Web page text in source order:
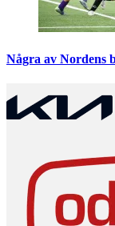
Några av Nordens